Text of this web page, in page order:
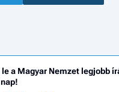
le a Magyar Nemzet legjobb